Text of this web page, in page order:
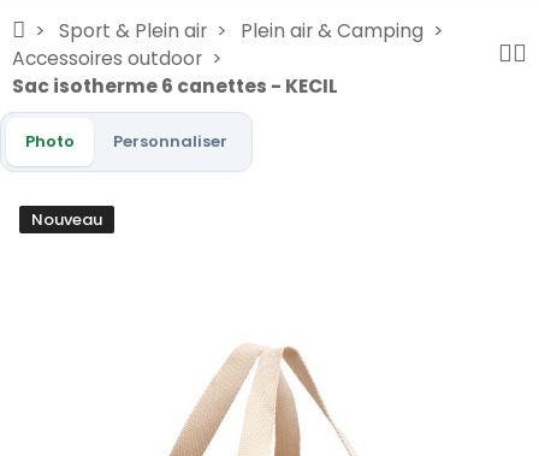
Sport & Plein air
Plein air & Camping
Accessoires outdoor
Sac isotherme 6 canettes - KECIL
Photo Personnaliser
Nouveau